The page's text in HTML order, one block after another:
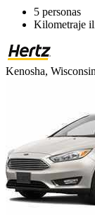
5 personas
Kilometraje
Kenosha,